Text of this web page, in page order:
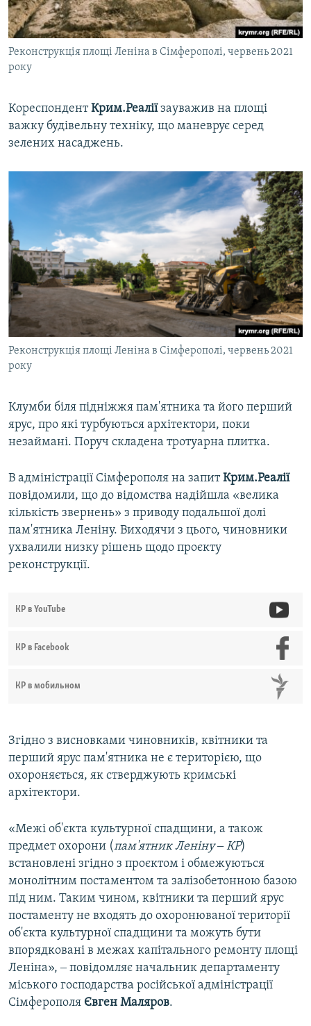
Реконструкція площі Леніна в Сімферополі, червень 2021
року
КореспондентКрим.Реаліїзауважив на площі
важку будівельну техніку, що маневрує серед
зелених насаджень.
Реконструкція площі Леніна в Сімферополі, червень 2021
року
Клумби біля підніжжя пам'ятника та його перший
ярус, про які турбуються архітектори, поки
незаймані. Поруч складена тротуарна плитка.
В адміністрації Сімферополя на запитКрим.Реалії
повідомили, що до відомства надійшла «велика
кількість звернень» з приводу подальшої долі
пам'ятника Леніну. Виходячи з цього, чиновники
ухвалили низку рішень щодо проєкту
реконструкції.
КР в YouTube
КР в Facebook
КР в мобильном
Згідно з висновками чиновників, квітники та
перший ярус пам'ятника не є територією, що
охороняється, як стверджують кримські
архітектори.
«Межі об'єкта культурної спадщини, а також
предмет охорони (пам'ятник Леніну ‒ КР)
встановлені згідно з проєктом і обмежуються
монолітним постаментом та залізобетонною базою
під ним. Таким чином, квітники та перший ярус
постаменту не входять до охоронюваної території
об'єкта культурної спадщини та можуть бути
впорядковані в межах капітального ремонту площі
Леніна», ‒ повідомляє начальник департаменту
міського господарства російської адміністрації
Сімферополя Євген Маляров.